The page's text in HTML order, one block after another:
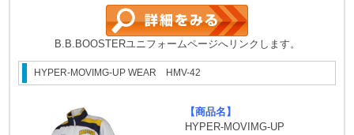
B.B.BOOSTERユニフォームページへリンクします。
HYPER-MOVIMG-UP WEAR HMV-42
【商品名】
HYPER-MOVIMG-UP